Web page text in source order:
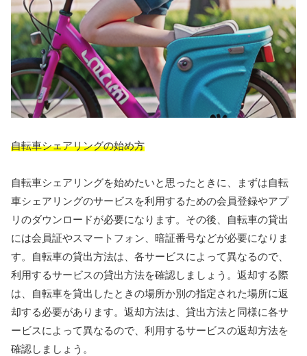
自転車シェアリングの始め方
自転車シェアリングを始めたいと思ったときに、まずは自転
車シェアリングのサービスを利用するための会員登録やアプ
リのダウンロードが必要になります。その後、自転車の貸出
には会員証やスマートフォン、暗証番号などが必要になりま
す。自転車の貸出方法は、各サービスによって異なるので、
利用するサービスの貸出方法を確認しましょう。返却する際
は、自転車を貸出したときの場所か別の指定された場所に返
却する必要があります。返却方法は、貸出方法と同様に各サ
ービスによって異なるので、利用するサービスの返却方法を
確認しましょう。